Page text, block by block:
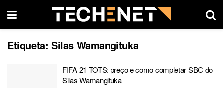
Etiqueta: Silas Wamangituka
FIFA 21 TOTS: preço e como completar SBC do
Silas Wamangituka